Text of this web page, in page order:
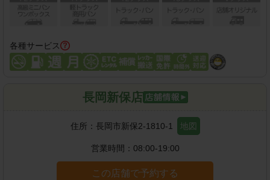
各種サービス
長岡新保店
住所： 長岡市新保2-1810-1 地図
営業時間： 08:00-19:00
この店舗で予約する